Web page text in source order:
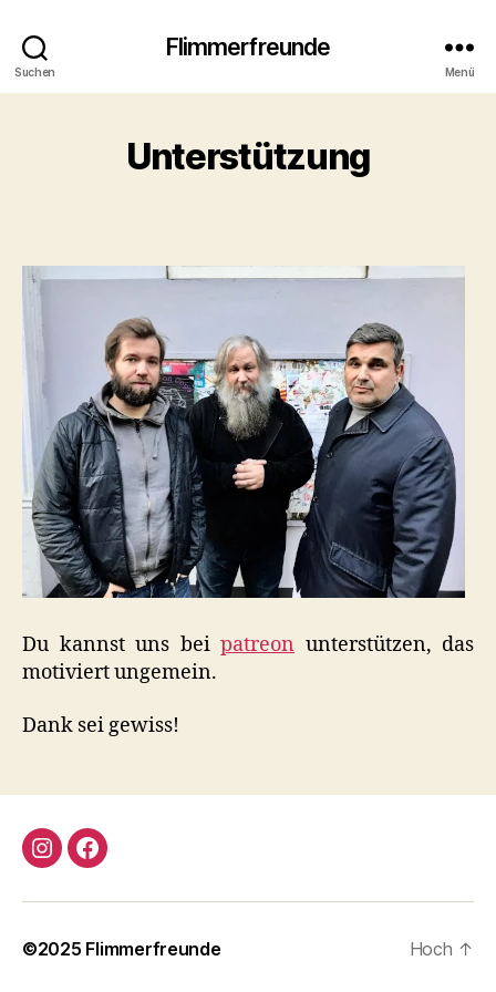
Suchen
Flimmerfreunde
Menü
Unterstützung
Du kannst uns bei patreon unterstützen, das
motiviert ungemein.
Dank sei gewiss!
InstagramFacebook
©2025 Flimmerfreunde Hoch ↑